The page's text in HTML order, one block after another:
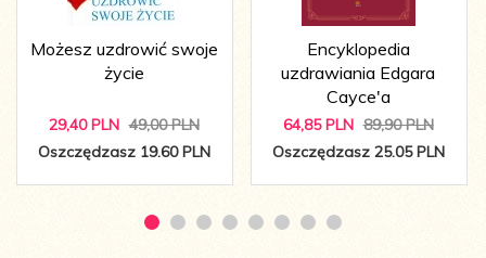
Możesz uzdrowić swoje
życie
29,40 PLN 49,00 PLN
Oszczędzasz 19.60 PLN
Encyklopedia
uzdrawiania Edgara
Cayce'a
64,85 PLN 89,90 PLN
Oszczędzasz 25.05 PLN